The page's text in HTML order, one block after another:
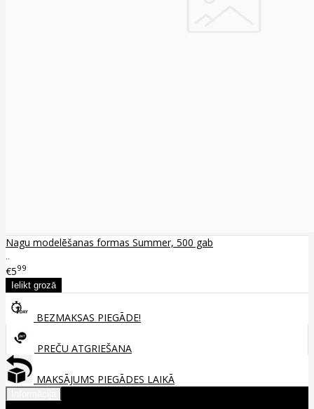
Nagu modelēšanas formas Summer, 500 gab
..
€599
BEZMAKSAS PIEGĀDE!
PREČU ATGRIEŠANA
MAKSĀJUMS PIEGĀDES LAIKĀ